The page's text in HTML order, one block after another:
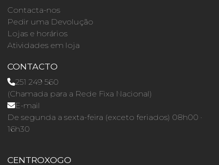
Contacta-nos
Pedir uma Devolução
Lojas e horários
Atividades em loja
CONTACTO
251 249 560
(Chamada para a Rede Fixa Nacional)
E-mail
De segunda a sexta-feira (exceto feriados) 08h00 ·
16h30
CENTROXOGO